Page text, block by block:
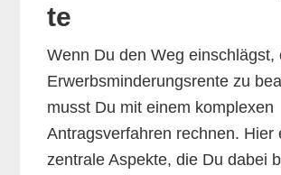
te
Wenn Du den Weg einschlägst,
Erwerbsminderungsrente zu
musst Du mit einem komplexen
Antragsverfahren rechnen. Hier
zentrale Aspekte, die Du dabei